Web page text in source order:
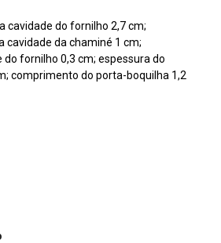
cavidade do fornilho 2,7 cm;
cavidade da chaminé 1 cm;
do fornilho 0,3 cm; espessura do
comprimento do porta-boquilha 1,2